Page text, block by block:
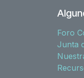
Foro
Junta